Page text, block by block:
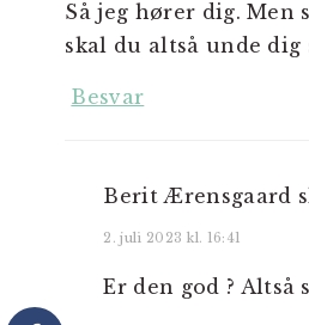
Så jeg hører dig. Men
skal du altså unde dig
Besvar
Berit Ærensgaard
2. juli 2023 kl. 16:41
Er den god ? Altså